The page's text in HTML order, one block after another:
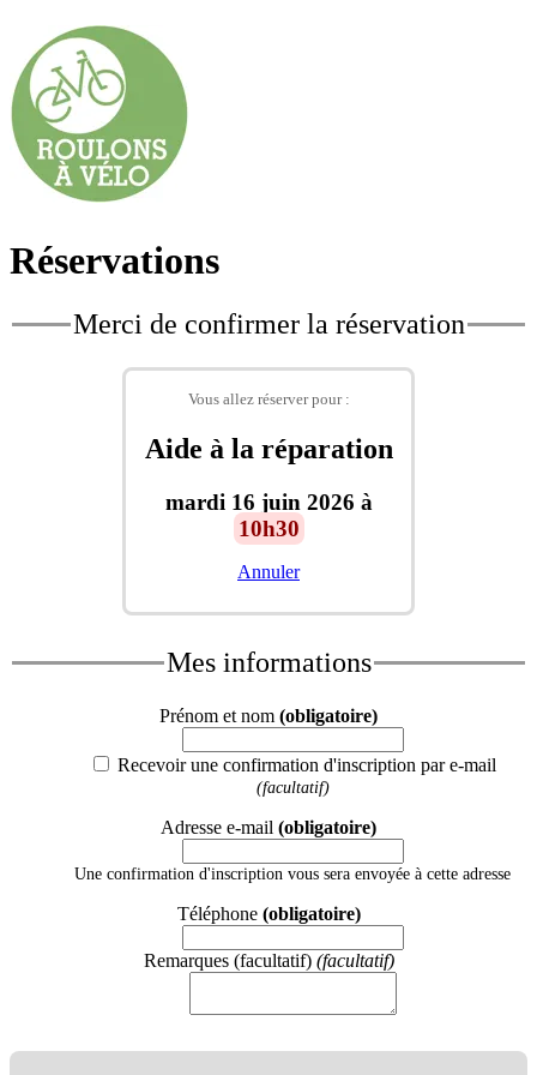
Réservations
Merci de confirmer la réservation
Vous allez réserver pour :
Aide à la réparation
mardi 16 juin 2026 à
10h30
Annuler
Mes informations
Prénom et nom (obligatoire)
Recevoir une confirmation d'inscription par e-mail
(facultatif)
Adresse e-mail (obligatoire)
Une confirmation d'inscription vous sera envoyée à cette adresse
Téléphone (obligatoire)
Remarques (facultatif) (facultatif)